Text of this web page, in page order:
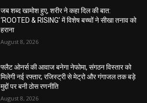
जब शब्द खामोश हुए, शरीर ने कहा दिल की बात:
‘ROOTED & RISING’ में विशेष बच्चों ने सीखा तनाव को
हराना
August 8, 2026
फ्लैट ओनर्स की आवाज बनेगा नेफोमा, संगठन विस्तार को
मिलेगी नई रफ्तार; रजिस्ट्री से मेट्रो और गंगाजल तक बड़े
मुद्दों पर बनी ठोस रणनीति
August 8, 2026